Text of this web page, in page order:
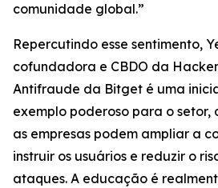
comunidade global.”
Repercutindo esse sentimento,
cofundadora e CBDO da
Antifraude da Bitget é uma
exemplo poderoso para o setor,
as empresas podem ampliar a
instruir os usuários e reduzir o
ataques. A educação é